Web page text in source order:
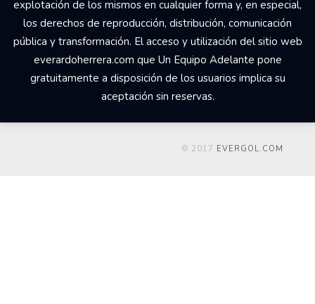
explotación de los mismos en cualquier forma y, en especial,
los derechos de reproducción, distribución, comunicación
pública y transformación. El acceso y utilización del sitio web
everardoherrera.com que Un Equipo Adelante pone
gratuitamente a disposición de los usuarios implica su
aceptación sin reservas.
© 2017 EVERGOL.COM